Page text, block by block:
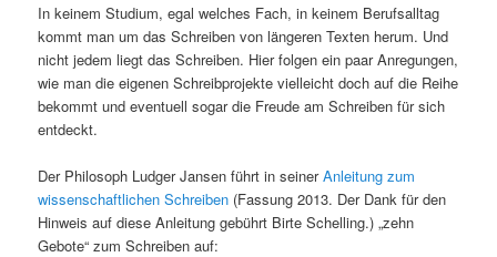
In keinem Studium, egal welches Fach, in keinem Berufsalltag
kommt man um das Schreiben von längeren Texten herum. Und
nicht jedem liegt das Schreiben. Hier folgen ein paar Anregungen,
wie man die eigenen Schreibprojekte vielleicht doch auf die Reihe
bekommt und eventuell sogar die Freude am Schreiben für sich
entdeckt.
Der Philosoph Ludger Jansen führt in seinerAnleitung zum
wissenschaftlichen Schreiben (Fassung 2013. Der Dank für den
Hinweis auf diese Anleitung gebührt Birte Schelling.) „zehn
Gebote“ zum Schreiben auf: